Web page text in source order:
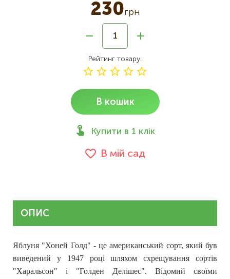
230грн
Рейтинг товару
В кошик
Купити в 1 клік
В мій сад
ОПИС
Яблуня "Хоней Голд" - це американський сорт, який був
виведений у 1947 році шляхом схрещування сортів
"Харальсон" і "Голден Делішес". Відомий своїми